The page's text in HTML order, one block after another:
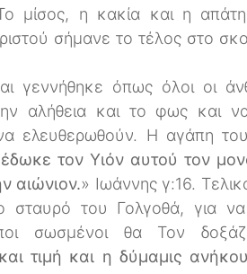
μίσος, η κακία και η
σήμανε το τέλος στο
γεννήθηκε όπως όλοι οι
αλήθεια και το φως και
ελευθερωθούν. Η αγάπη
τον Υιόν αυτού τον
αιώνιον.» Ιωάννης γ:16.
σταυρό του Γολγοθά, για
σωσμένοι θα Τον
τιμή και η δύμαμις